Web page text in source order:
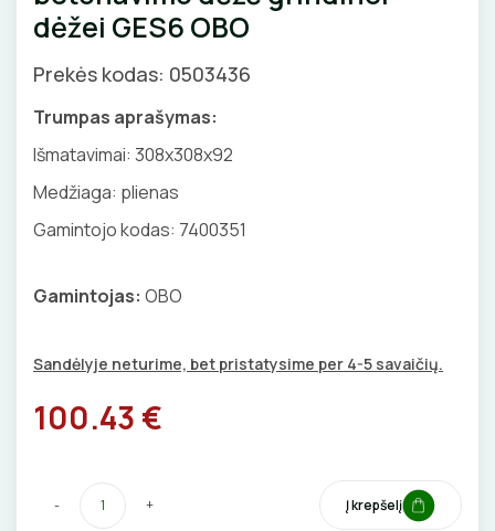
Pirties apšvietimas
Augalų apšvietimas
Valdikliai, pulteliai
Judesio davikliai
Šviestuvų priedai
GNYBTAI
ANTGALIAI
ILGIKLIAI/ KIŠTUKAI
SANDARIKLIAI
TERMO VAMZDELIAI, PIRŠTINĖS
TVIRTINIMO DETALĖS
dėžei GES6 OBO
Prekės kodas: 0503436
Trumpas aprašymas:
Išmatavimai: 308x308x92
Medžiaga: plienas
Gamintojo kodas: 7400351
Gamintojas: OBO
Sandėlyje neturime, bet pristatysime per 4-5 savaičių.
100.43 €
- + Į krepšelį